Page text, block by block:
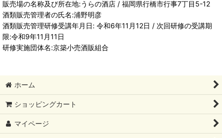
販売場の名称及び所在地:うらの酒店 / 福岡県行橋市行事7丁目5-12
酒類販売管理者の氏名:浦野明彦
酒類販売管理研修受講年月日: 令和6年11月12日 / 次回研修の受講期
限:令和9年11月11日
研修実施団体名:京築小売酒販組合
ホーム
ショッピングカート
マイページ